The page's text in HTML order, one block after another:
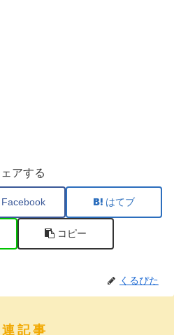
アする
Facebook はてブ
コピー
くるぴた
連記事